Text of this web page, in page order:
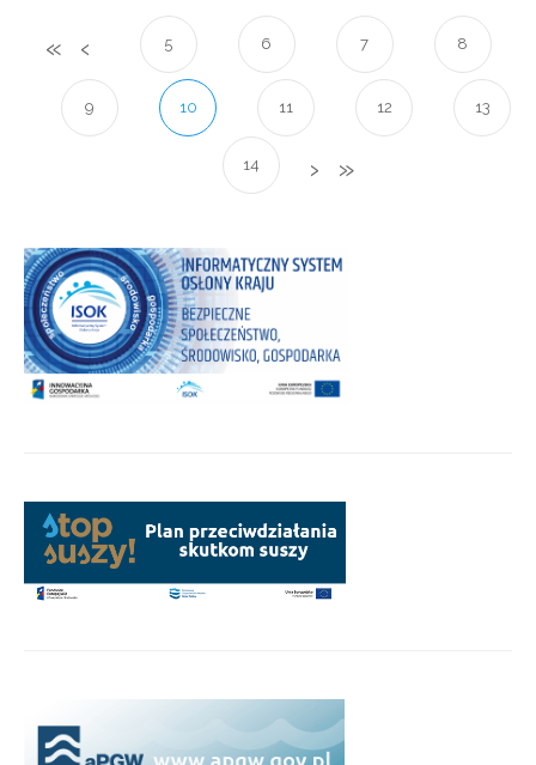
5 6 7 8
9 10 11 12 13
14